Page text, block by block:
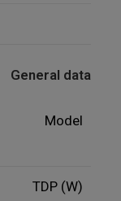
General data
Model
TDP (W)